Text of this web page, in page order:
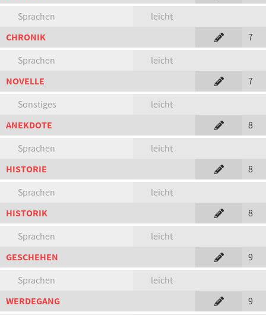
Sprachen
leicht
CHRONIK
7
Sprachen
leicht
NOVELLE
7
Sonstiges
leicht
ANEKDOTE
8
Sprachen
leicht
HISTORIE
8
Sprachen
leicht
HISTORIK
8
Sprachen
leicht
GESCHEHEN
9
Sprachen
leicht
WERDEGANG
9